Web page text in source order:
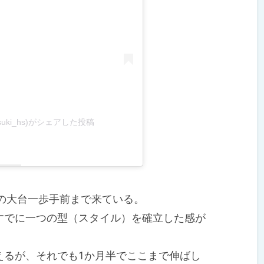
がシェアした投稿
台一歩手前まで来ている。
に一つの型（スタイル）を確立した感が
が、それでも1か月半でここまで伸ばし